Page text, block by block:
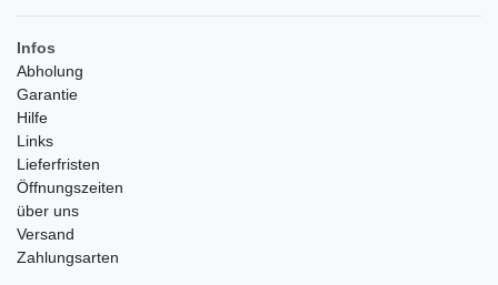
Infos
Abholung
Garantie
Hilfe
Links
Lieferfristen
Öffnungszeiten
über uns
Versand
Zahlungsarten